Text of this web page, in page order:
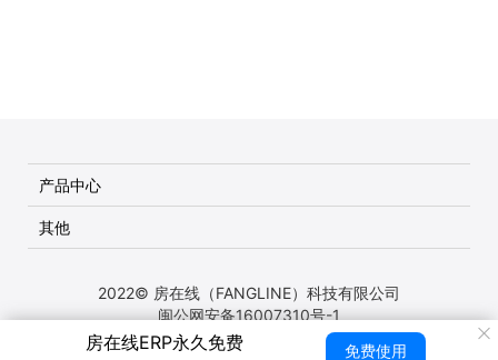
房在线ERP永久免费 免费使用
产品中心
其他
2022© 房在线（FANGLINE）科技有限公司
闽公网安备16007310号-1